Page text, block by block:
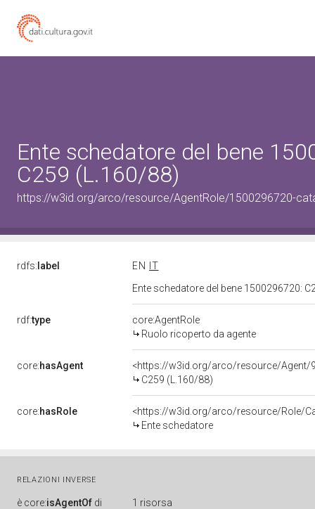
Ente schedatore del bene
C259 (L.160/88)
https://w3id.org/arco/resource/AgentRole/1500296720-
rdfs: label EN
IT
Ente schedatore del bene 1500296720:
rdf:type
core:AgentRole
Ruolo ricoperto da agente
core:hasAgent
<https://w3id.org/arco/resource/Agent/
C259 (L.160/88)
core:hasRole
<https://w3id.org/arco/resource/Role/
Ente schedatore
RELAZIONI INVERSE
è core:isAgentOf di 1 risorsa